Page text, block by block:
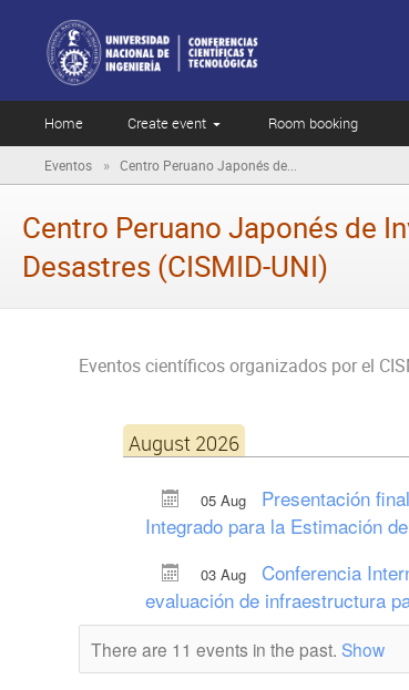
Home Create event Room booking
Eventos » Centro Peruano Japonés de...
Centro Peruano Japonés de
Desastres (CISMID-UNI)
Eventos científicos organizados por el
August 2026
05 Aug
Presentación
Integrado para la Estimación
03 Aug
Conferencia
evaluación de infraestructura
There are 11 events in the past. Show